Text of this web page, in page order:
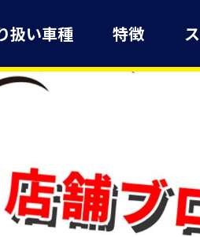
扱い車種 特徴